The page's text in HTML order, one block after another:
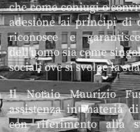
che come coniugi o
adesione ai principi di
riconosce e
dell’uomo sia come
sociali ove si svolge la
Il Notaio Maurizio
assistenza in materia
con riferimento alla